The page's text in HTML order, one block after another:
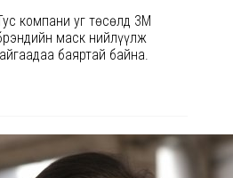
компани уг төсөлд 3М
маск нийлүүлж
баяртай байна.